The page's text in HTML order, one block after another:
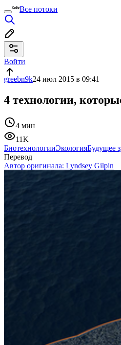
Все потоки
Войти
greebn9k24 июл 2015 в 09:41
4 технологии,
4 мин
11K
БиотехнологииЭкологияБудущее
Перевод
Автор оригинала: Lyndsey Gilpin